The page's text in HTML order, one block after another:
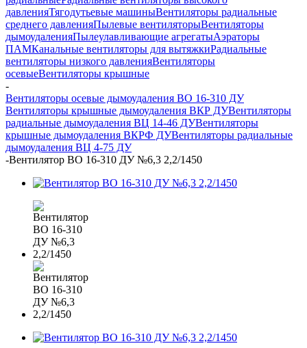
давленияТягодутьевые машиныВентиляторы радиальные
среднего давленияПылевые вентиляторыВентиляторы
дымоудаленияПылеулавливающие агрегатыАэраторы
ПАМКанальные вентиляторы для вытяжкиРадиальные
вентиляторы низкого давленияВентиляторы
осевыеВентиляторы крышные
-
Вентиляторы осевые дымоудаления ВО 16-310 ДУ
Вентиляторы крышные дымоудаления ВКР ДУВентиляторы
радиальные дымоудаления ВЦ 14-46 ДУВентиляторы
крышные дымоудаления ВКРФ ДУВентиляторы радиальные
дымоудаления ВЦ 4-75 ДУ
-Вентилятор ВО 16-310 ДУ №6,3 2,2/1450